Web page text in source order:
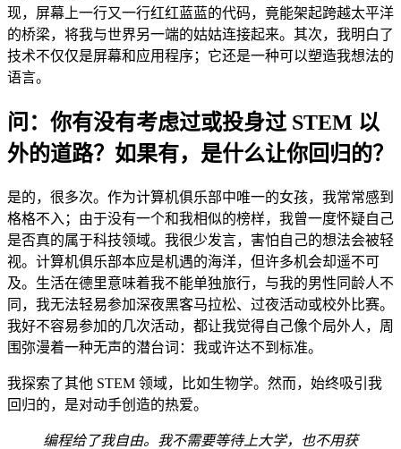
现，屏幕上一行又一行红红蓝蓝的代码，竟能架起跨越太平洋
的桥梁，将我与世界另一端的姑姑连接起来。其次，我明白了
技术不仅仅是屏幕和应用程序；它还是一种可以塑造我想法的
语言。
问：你有没有考虑过或投身过 STEM 以
外的道路？如果有，是什么让你回归的？
是的，很多次。作为计算机俱乐部中唯一的女孩，我常常感到
格格不入；由于没有一个和我相似的榜样，我曾一度怀疑自己
是否真的属于科技领域。我很少发言，害怕自己的想法会被轻
视。计算机俱乐部本应是机遇的海洋，但许多机会却遥不可
及。生活在德里意味着我不能单独旅行，与我的男性同龄人不
同，我无法轻易参加深夜黑客马拉松、过夜活动或校外比赛。
我好不容易参加的几次活动，都让我觉得自己像个局外人，周
围弥漫着一种无声的潜台词：我或许达不到标准。
我探索了其他 STEM 领域，比如生物学。然而，始终吸引我
回归的，是对动手创造的热爱。
编程给了我自由。我不需要等待上大学，也不用获